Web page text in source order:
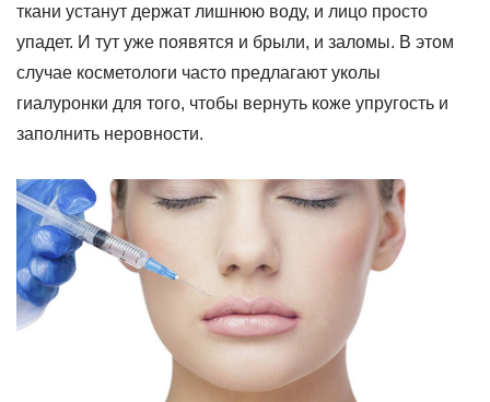
ткани устанут держат лишнюю воду, и лицо просто
упадет. И тут уже появятся и брыли, и заломы. В этом
случае косметологи часто предлагают уколы
гиалуронки для того, чтобы вернуть коже упругость и
заполнить неровности.